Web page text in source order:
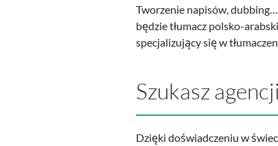
Tworzenie napisów,
będzie tłumacz polsko-
specjalizujący się w
Szukasz
Dzięki doświadczeniu w